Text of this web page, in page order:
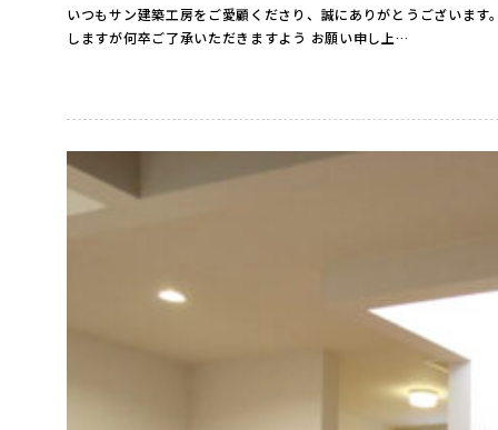
いつもサン建築工房をご愛顧くださり、誠にありがとうございま
しますが何卒ご了承いただきますよう お願い申し上…